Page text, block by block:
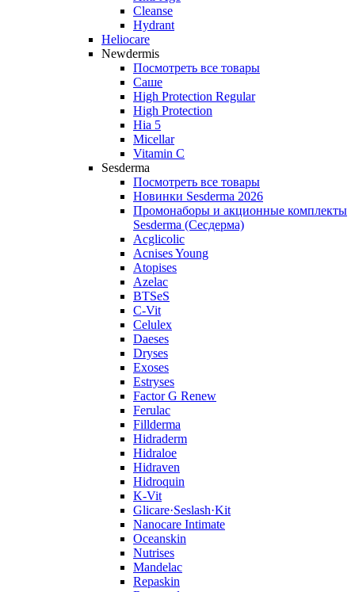
Cleanse
Hydrant
Heliocare
Newdermis
Посмотреть все товары
Саше
High Protection Regular
High Protection
Hia 5
Micellar
Vitamin C
Sesderma
Посмотреть все товары
Новинки Sesderma 2026
Промонаборы и акционные комплекты
Sesderma (Сесдерма)
Acglicolic
Acnises Young
Atopises
Azelac
BTSeS
C‑Vit
Celulex
Daeses
Dryses
Exoses
Estryses
Factor G Renew
Ferulac
Fillderma
Hidraderm
Hidraloe
Hidraven
Hidroquin
K-Vit
Glicare·Seslash·Kit
Nanocare Intimate
Oceanskin
Nutrises
Mandelac
Repaskin